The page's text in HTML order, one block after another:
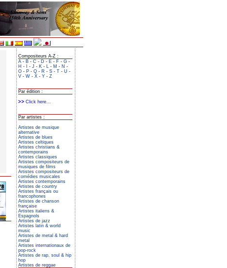
Compositeurs A-Z :
A - B - C - D - E - F - G -
H - - J - K - L - M - N -
O - P - Q - R - S - T - U -
V - W - X - Y - Z
Par édition :
Click here...
Par artistes :
Artistes de musique
alternative
Artistes de blues
Artistes celtiques
Artistes christians &
contemporains
Artistes classiques
Artistes compositeurs de
musiques de films
Artistes compositeurs de
comédies musicales
Artistes contemporains
Artistes de country
Artistes français ou
francophones
Artistes de chanson
française
Artistes italiens &
Espagnols
Artistes de jazz
Artistes latin & world
music
Artistes de metal & hard
metal
Artistes internationaux de
pop-rock
Artistes de rap, soul & hip
hop
Artistes de reggae